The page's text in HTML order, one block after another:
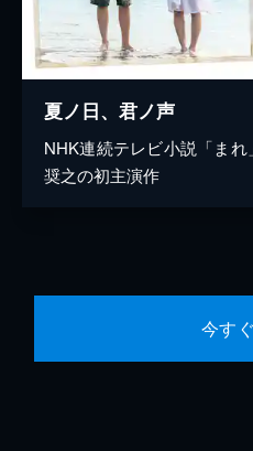
夏ノ日、君ノ声
NHK連続テレビ小説「ま
奨之の初主演作
今す